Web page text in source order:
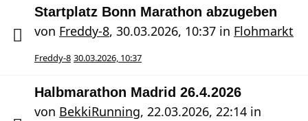
Startplatz Bonn Marathon abzugeben
von Freddy-8, 30.03.2026, 10:37 in Flohmarkt
Freddy-8 30.03.2026, 10:37
Halbmarathon Madrid 26.4.2026
von BekkiRunning, 22.03.2026, 22:14 in